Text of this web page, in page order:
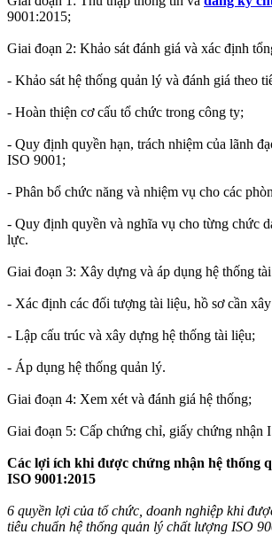
9001:2015;
Giai đoạn 2: Khảo sát đánh giá và xác định
- Khảo sát hệ thống quản lý và đánh giá theo
- Hoàn thiện cơ cấu tổ chức trong công ty;
- Quy định quyền hạn, trách nhiệm của lãnh
ISO 9001;
- Phân bổ chức năng và nhiệm vụ cho các
- Quy định quyền và nghĩa vụ cho từng chức
lực.
Giai đoạn 3: Xây dựng và áp dụng hệ thống
- Xác định các đối tượng tài liệu, hồ sơ cần
- Lập cấu trúc và xây dựng hệ thống tài liệu;
- Áp dụng hệ thống quản lý.
Giai đoạn 4: Xem xét và đánh giá hệ thống;
Giai đoạn 5: Cấp chứng chỉ, giấy chứng nhận
Các lợi ích khi được chứng nhận hệ thống
ISO 9001:2015
6 quyền lợi của tổ chức, doanh nghiệp khi
tiêu chuẩn hệ thống quản lý chất lượng ISO